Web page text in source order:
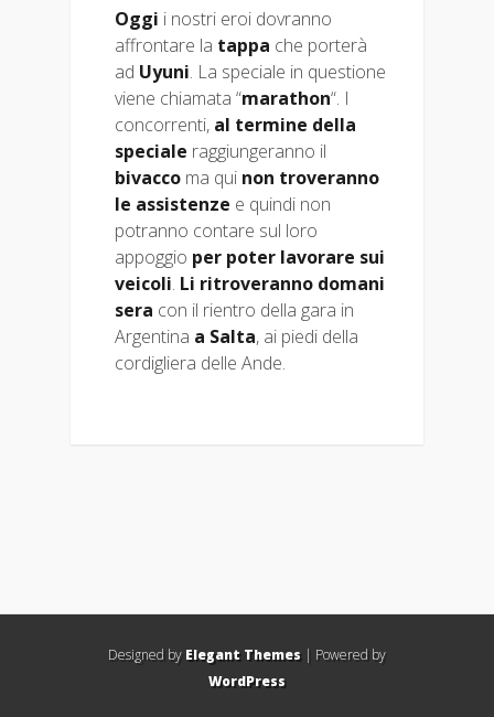
Oggi i nostri eroi dovranno
affrontare la tappa che porterà
ad Uyuni. La speciale in questione
viene chiamata “marathon“. I
concorrenti, al termine della
speciale raggiungeranno il
bivacco ma qui non troveranno
le assistenze e quindi non
potranno contare sul loro
appoggio per poter lavorare sui
veicoli. Li ritroveranno domani
sera con il rientro della gara in
Argentina a Salta, ai piedi della
cordigliera delle Ande.
Designed by Elegant Themes| Powered by
WordPress